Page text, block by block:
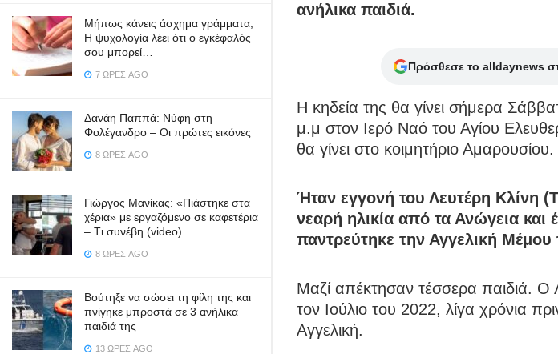
Μήπως κάνεις άσχημα γράμματα;
Η ψυχολογία λέει ότι ο εγκέφαλός
σου μπορεί…
7 ΏΡΕΣ AGO
Δανάη Παππά: Νύφη στη
Φολέγανδρο – Οι πρώτες εικόνες
8 ΏΡΕΣ AGO
Γιώργος Μανίκας: «Πιάστηκε στα
χέρια» με εργαζόμενο σε καφετέρια
– Tι συνέβη (video)
8 ΏΡΕΣ AGO
Βούτηξε να σώσει τη φίλη της και
πνίγηκε μπροστά σε 3 ανήλικα
παιδιά της
13 ΏΡΕΣ AGO
ανήλικα παιδιά.
Πρόσθεσε το alldaynews
Η κηδεία της θα γίνει σήμερα
μ.μ στον Ιερό Ναό του Αγίου
θα γίνει στο κοιμητήριο Αμαρουσίου.
Ήταν εγγονή του Λευτέρη Κλίνη
νεαρή ηλικία από τα Ανώγεια και
παντρεύτηκε την Αγγελική Μέμου
Μαζί απέκτησαν τέσσερα παιδιά. Ο
τον Ιούλιο του 2022, λίγα χρόνια
Αγγελική.